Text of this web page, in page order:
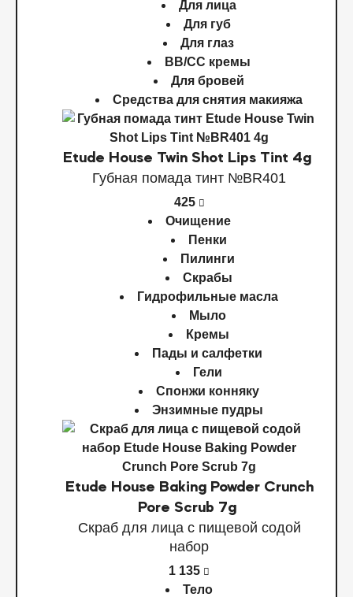
Для лица
Для губ
Для глаз
BB/CC кремы
Для бровей
Средства для снятия макияжа
Etude House Twin Shot Lips Tint 4g
Губная помада тинт №BR401
425
Очищение
Пенки
Пилинги
Скрабы
Гидрофильные масла
Мыло
Кремы
Пады и салфетки
Гели
Спонжи конняку
Энзимные пудры
Etude House Baking Powder Crunch
Pore Scrub 7g
Скраб для лица с пищевой содой
набор
1 135
Тело